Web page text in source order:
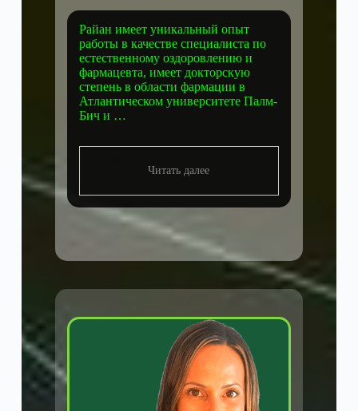
Райан имеет уникальный опыт
работы в качестве специалиста по
естественному оздоровлению и
фармацевта, имеет докторскую
степень в области фармации в
Атлантическом университете Палм-
Бич и …
Читать далее